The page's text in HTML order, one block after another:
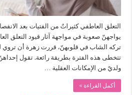
التعلق العاطفي كثيراتٌ من الفتيات بعد
يواجهنّ صعوبة في مواجهة آثار قيود التعلق
تركه الشاب في قلوبهنّ، قررت زهرة أن
تتخطى هذه الفترة بطريقة رائعة. تقول
ولديّ من الإمكانات العقلية …
أكمل القراءة »